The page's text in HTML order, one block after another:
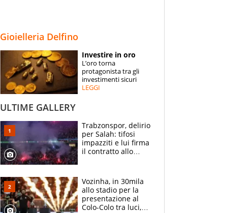
ESPERTI
CONTATTI
Gioielleria Delfino
Investire in oro
L’oro torna
protagonista tra gli
investimenti sicuri
LEGGI
ULTIME GALLERY
Trabzonspor, delirio
per Salah: tifosi
impazziti e lui firma
il contratto allo
Vozinha, in 30mila
allo stadio per la
presentazione al
Colo-Colo tra luci,